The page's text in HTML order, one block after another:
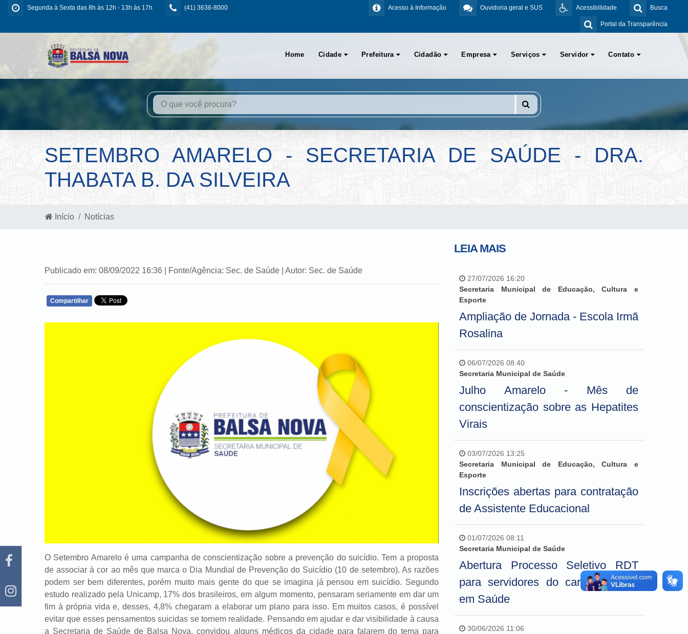
Segunda à Sexta das 8h às 12h - 13h às 17h (41) 3636-8000 Busca
Acessibilidade
Ouvidoria geral e SUS
Acesso à Informação
Portal da Transparência
Home Cidade Prefeitura Cidadão Empresa Serviços Servidor Contato
SETEMBRO AMARELO - SECRETARIA DE SAÚDE - DRA.
THABATA B. DA SILVEIRA
Início Notícias
Publicado em: 08/09/2022 16:36 | Fonte/Agência: Sec. de Saúde | Autor: Sec. de Saúde
Compartilhar
O Setembro Amarelo é uma campanha de conscientização sobre a prevenção do suicídio. Tem a proposta
de associar à cor ao mês que marca o Dia Mundial de Prevenção do Suicídio (10 de setembro). As razões
podem ser bem diferentes, porém muito mais gente do que se imagina já pensou em suicídio. Segundo
estudo realizado pela Unicamp, 17% dos brasileiros, em algum momento, pensaram seriamente em dar um
fim à própria vida e, desses, 4,8% chegaram a elaborar um plano para isso. Em muitos casos, é possível
evitar que esses pensamentos suicidas se tornem realidade. Pensando em ajudar e dar visibilidade à causa
a Secretaria de Saúde de Balsa Nova, convidou alguns médicos da cidade para falarem do tema para
LEIA MAIS
27/07/2026 16:20
Secretaria Municipal de Educação, Cultura e
Esporte
Ampliação de Jornada - Escola Irmã
Rosalina
06/07/2026 08:40
Secretaria Municipal de Saúde
Julho Amarelo - Mês de
conscientização sobre as Hepatites
Virais
03/07/2026 13:25
Secretaria Municipal de Educação, Cultura e
Esporte
Inscrições abertas para contratação
de Assistente Educacional
01/07/2026 08:11
Secretaria Municipal de Saúde
Abertura Processo Seletivo RDT
para servidores do cargo Técnico
em Saúde
30/06/2026 11:06